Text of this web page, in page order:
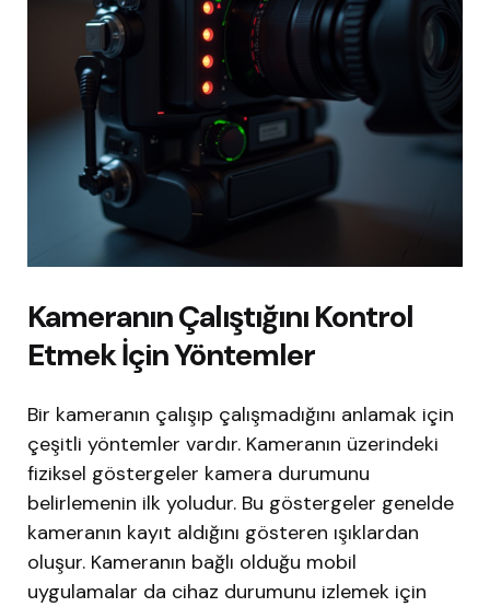
Kameranın Çalıştığını Kontrol
Etmek İçin Yöntemler
Bir kameranın çalışıp çalışmadığını anlamak için
çeşitli yöntemler vardır. Kameranın üzerindeki
fiziksel göstergeler kamera durumunu
belirlemenin ilk yoludur. Bu göstergeler genelde
kameranın kayıt aldığını gösteren ışıklardan
oluşur. Kameranın bağlı olduğu mobil
uygulamalar da cihaz durumunu izlemek için